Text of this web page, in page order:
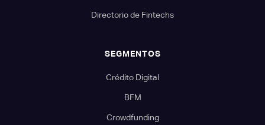
Directorio de Fintechs
SEGMENTOS
Crédito Digital
BFM
Crowdfunding